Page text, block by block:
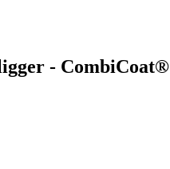
- CombiCoat®